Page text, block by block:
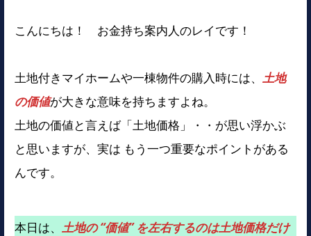
こんにちは！ お金持ち案内人のレイです！
土地付きマイホームや一棟物件の購入時には、 土地
の価値が大きな意味を持ちますよね。
土地の価値と言えば「土地価格」・・が思い浮かぶ
と思いますが、実は もう一つ重要なポイントがある
んです。
本日は、 土地の “価値” を左右するのは土地価格だけ